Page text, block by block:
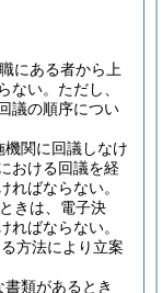
にある者から上
ない。 ただし、
議の順序につい
関に回議しなけ
おける回議を経
ればならない。
きは、電子決
ればならない。
方法により立案
類があるとき